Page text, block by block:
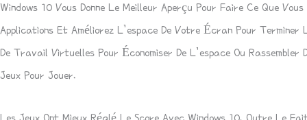
Windows 10 Vous Donne Le Meilleur Aperçu Pour Faire Ce Que
Applications Et Améliorez L’espace De Votre Écran Pour
De Travail Virtuelles Pour Économiser De L’espace Ou
Jeux Pour Jouer.